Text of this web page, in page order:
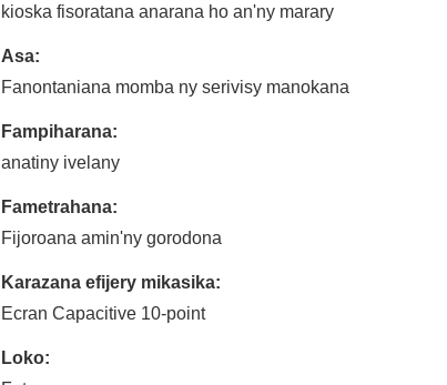
kioska fisoratana anarana ho an'ny marary
Asa:
Fanontaniana momba ny serivisy manokana
Fampiharana:
anatiny ivelany
Fametrahana:
Fijoroana amin'ny gorodona
Karazana efijery mikasika:
Ecran Capacitive 10-point
Loko: